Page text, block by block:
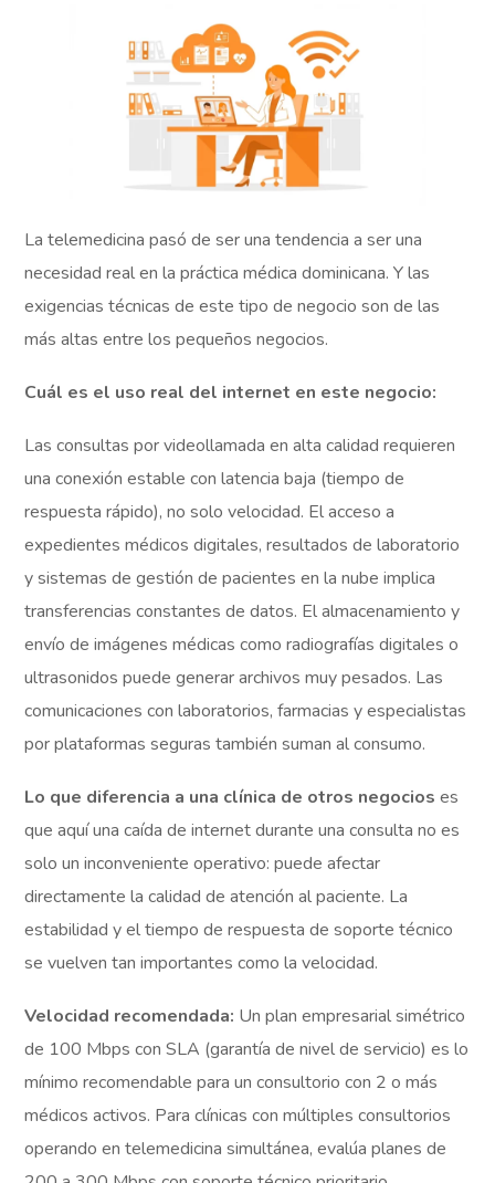
La telemedicina pasó de ser una tendencia a ser una
necesidad real en la práctica médica dominicana. Y las
exigencias técnicas de este tipo de negocio son de las
más altas entre los pequeños negocios.
Cuál es el uso real del internet en este negocio:
Las consultas por videollamada en alta calidad requieren
una conexión estable con latencia baja (tiempo de
respuesta rápido), no solo velocidad. El acceso a
expedientes médicos digitales, resultados de laboratorio
y sistemas de gestión de pacientes en la nube implica
transferencias constantes de datos. El almacenamiento y
envío de imágenes médicas como radiografías digitales o
ultrasonidos puede generar archivos muy pesados. Las
comunicaciones con laboratorios, farmacias y especialistas
por plataformas seguras también suman al consumo.
Lo que diferencia a una clínica de otros negocios es
que aquí una caída de internet durante una consulta no es
solo un inconveniente operativo: puede afectar
directamente la calidad de atención al paciente. La
estabilidad y el tiempo de respuesta de soporte técnico
se vuelven tan importantes como la velocidad.
Velocidad recomendada: Un plan empresarial simétrico
de 100 Mbps con SLA (garantía de nivel de servicio) es lo
mínimo recomendable para un consultorio con 2 o más
médicos activos. Para clínicas con múltiples consultorios
operando en telemedicina simultánea, evalúa planes de